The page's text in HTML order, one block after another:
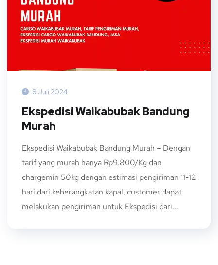
8 Juli 2024
Ekspedisi Waikabubak Bandung
Murah
Ekspedisi Waikabubak Bandung Murah – Dengan
tarif yang murah hanya Rp9.800/Kg dan
chargemin 50kg dengan estimasi pengiriman 11-12
hari dari keberangkatan kapal, customer dapat
melakukan pengiriman untuk Ekspedisi dari...